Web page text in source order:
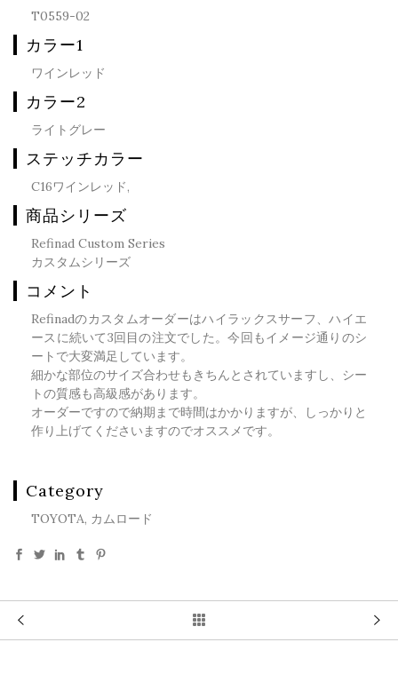
T0559-02
カラー1
ワインレッド
カラー2
ライトグレー
ステッチカラー
C16ワインレッド,
商品シリーズ
Refinad Custom Series
カスタムシリーズ
コメント
Refinadのカスタムオーダーはハイラックスサーフ、ハイエ
ースに続いて3回目の注文でした。今回もイメージ通りのシ
ートで大変満足しています。
細かな部位のサイズ合わせもきちんとされていますし、シー
トの質感も高級感があります。
オーダーですので納期まで時間はかかりますが、しっかりと
作り上げてくださいますのでオススメです。
Category
TOYOTA, カムロード